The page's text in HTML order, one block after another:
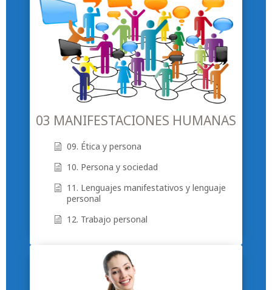
03 MANIFESTACIONES HUMANAS
09. Ética y persona
10. Persona y sociedad
11. Lenguajes manifestativos y lenguaje
personal
12. Trabajo personal